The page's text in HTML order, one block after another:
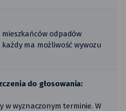
odpadów
ma możliwość wywozu
do głosowania:
w wyznaczonym terminie. W